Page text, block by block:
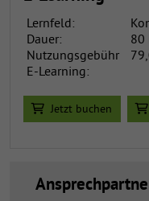
Lernfeld:
Dauer:
80
Nutzungsgebühr
E-Learning:
Jetzt buchen